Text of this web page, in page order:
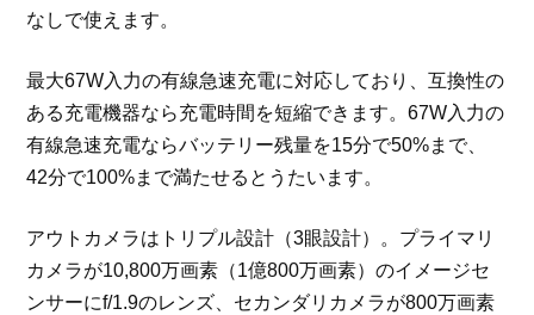
なしで使えます。
最大67W入力の有線急速充電に対応しており、互換性の
ある充電機器なら充電時間を短縮できます。67W入力の
有線急速充電ならバッテリー残量を15分で50%まで、
42分で100%まで満たせるとうたいます。
アウトカメラはトリプル設計（3眼設計）。プライマリ
カメラが10,800万画素（1億800万画素）のイメージセ
ンサーにf/1.9のレンズ、セカンダリカメラが800万画素